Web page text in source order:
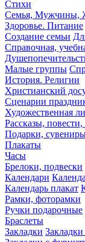
Стихи
Семья, Мужчины,
Здоровье. Питание
Создание семьи
Справочная,
Малые группы
История. Религии
Христианский
Сценарии
Художественная
Рассказы,
Подарки,
Плакаты
Часы
Брелоки, подвески
Календари
Календарь плакат
Рамки, фоторамки
Ручки подарочные
Браслеты
Закладки